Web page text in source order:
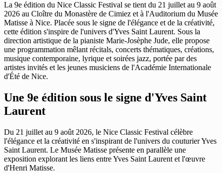
La 9e édition du Nice Classic Festival se tient du 21 juillet au 9 août
2026 au Cloître du Monastère de Cimiez et à l'Auditorium du Musée
Matisse à Nice. Placée sous le signe de l'élégance et de la créativité,
cette édition s'inspire de l'univers d'Yves Saint Laurent. Sous la
direction artistique de la pianiste Marie-Josèphe Jude, elle propose
une programmation mêlant récitals, concerts thématiques, créations,
musique contemporaine, lyrique et soirées jazz, portée par des
artistes invités et les jeunes musiciens de l'Académie Internationale
d'Été de Nice.
Une 9e édition sous le signe d'Yves Saint
Laurent
Du 21 juillet au 9 août 2026, le Nice Classic Festival célèbre
l'élégance et la créativité en s'inspirant de l'univers du couturier Yves
Saint Laurent. Le Musée Matisse présente en parallèle une
exposition explorant les liens entre Yves Saint Laurent et l'œuvre
d'Henri Matisse.